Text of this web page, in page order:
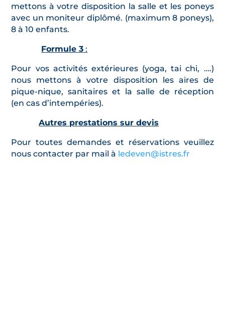
mettons à votre disposition la salle et les poneys
avec un moniteur diplômé. (maximum 8 poneys),
8 à 10 enfants.
Formule 3 :
Pour vos activités extérieures (yoga, tai chi, ….)
nous mettons à votre disposition les aires de
pique-nique, sanitaires et la salle de réception
(en cas d’intempéries).
Autres prestations sur devis
Pour toutes demandes et réservations veuillez
nous contacter par mail à ledeven@istres.fr